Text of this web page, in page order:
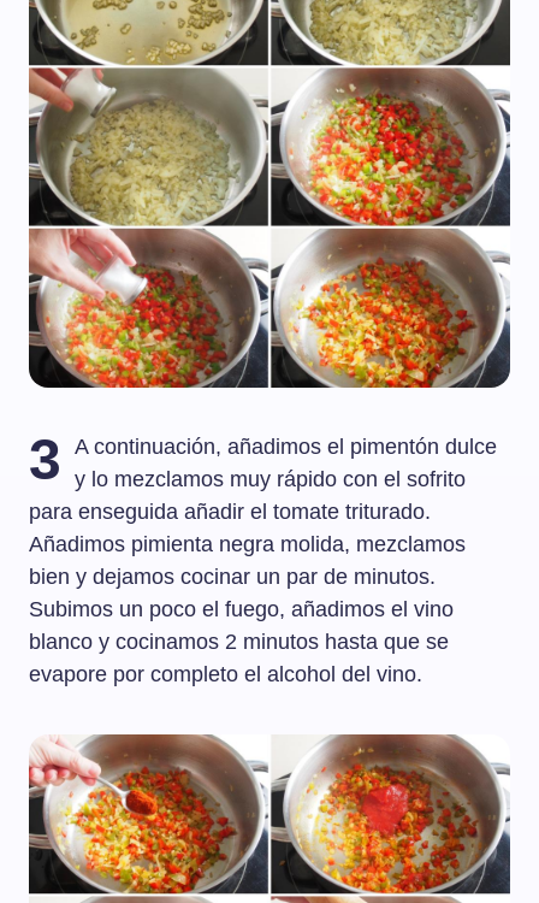
3
A continuación, añadimos el pimentón dulce
y lo mezclamos muy rápido con el sofrito
para enseguida añadir el tomate triturado.
Añadimos pimienta negra molida, mezclamos
bien y dejamos cocinar un par de minutos.
Subimos un poco el fuego, añadimos el vino
blanco y cocinamos 2 minutos hasta que se
evapore por completo el alcohol del vino.